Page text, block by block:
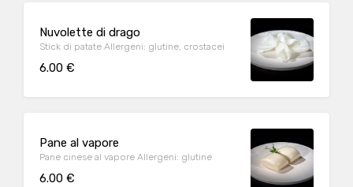
Nuvolette di drago
Stick di patate Allergeni: glutine, crostacei
6.00 €
Pane al vapore
Pane cinese al vapore Allergeni: glutine
6.00 €